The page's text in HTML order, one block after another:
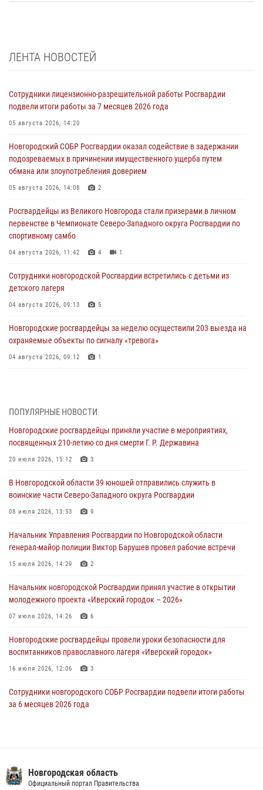
ЛЕНТА НОВОСТЕЙ
Сотрудники лицензионно-разрешительной работы Росгвардии
подвели итоги работы за 7 месяцев 2026 года
05 августа 2026, 14:20
Новгородский СОБР Росгвардии оказал содействие в задержании
подозреваемых в причинении имущественного ущерба путем
обмана или злоупотребления доверием
05 августа 2026, 14:08 2
Росгвардейцы из Великого Новгорода стали призерами в личном
первенстве в Чемпионате Северо-Западного округа Росгвардии по
спортивному самбо
04 августа 2026, 11:42 4 1
Сотрудники новгородской Росгвардии встретились с детьми из
детского лагеря
04 августа 2026, 09:13 5
Новгородские росгвардейцы за неделю осуществили 203 выезда на
охраняемые объекты по сигналу «тревога»
04 августа 2026, 09:12 1
В Великом Новгороде сотрудники центра лицензионно-
разрешительной работы Росгвардии провели телефонную «горячую
30 июля 2026, 14:36 1
Новгородские росгвардейцы рассказали о службе детям из летнего
30 июля 2026, 08:40 5
Новгородские росгвардейцы задержали мужчину
Телесюжет в программе "Новгородское областное телевидение.
Новости часа." от 29 июля 2026 года. Новгородские призывники
29 июля 2026, 12:54 1
ПОПУЛЯРНЫЕ НОВОСТИ
Новгородские росгвардейцы приняли участие в мероприятиях,
посвященных 210-летию со дня смерти Г. Р. Державина
20 июля 2026, 15:12 3
В Новгородской области 39 юношей отправились служить в
воинские части Северо-Западного округа Росгвардии
08 июля 2026, 13:53 9
Начальник Управления Росгвардии по Новгородской области
генерал-майор полиции Виктор Барушев провел рабочие встречи
15 июля 2026, 14:29 2
Начальник новгородской Росгвардии принял участие в открытии
молодежного проекта «Иверский городок – 2026»
07 июля 2026, 14:26 6
Новгородские росгвардейцы провели уроки безопасности для
воспитанников православного лагеря «Иверский городок»
16 июля 2026, 12:06 3
Сотрудники новгородского СОБР Росгвардии подвели итоги работы
за 6 месяцев 2026 года
08 июля 2026, 13:48 3
Новгородская область
Официальный портал Правительства